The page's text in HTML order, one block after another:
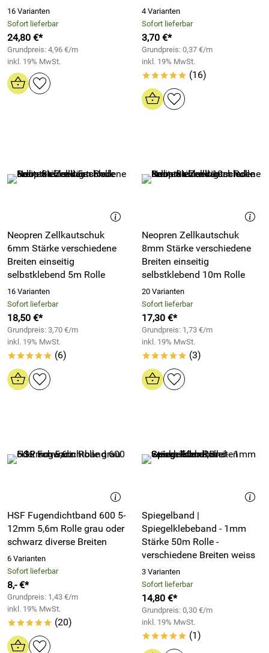
16 Varianten
Sofort lieferbar
24,80 €*
Grundpreis: 4,96 €/m
inkl. 19% MwSt.
4 Varianten
Sofort lieferbar
3,70 €*
Grundpreis: 0,37 €/m
inkl. 19% MwSt.
***** (16)
Neopren Zellkautschuk
6mm Stärke verschiedene
Breiten einseitig
selbstklebend 5m Rolle
16 Varianten
Sofort lieferbar
18,50 €*
Grundpreis: 3,70 €/m
inkl. 19% MwSt.
***** (6)
Neopren Zellkautschuk
8mm Stärke verschiedene
Breiten einseitig
selbstklebend 10m Rolle
20 Varianten
Sofort lieferbar
17,30 €*
Grundpreis: 1,73 €/m
inkl. 19% MwSt.
***** (3)
HSF Fugendichtband 600 5-
12mm 5,6m Rolle grau oder
schwarz diverse Breiten
6 Varianten
Sofort lieferbar
8,- €*
Grundpreis: 1,43 €/m
inkl. 19% MwSt.
***** (20)
Spiegelband |
Spiegelklebeband - 1mm
Stärke 50m Rolle -
verschiedene Breiten weiss
3 Varianten
Sofort lieferbar
14,80 €*
Grundpreis: 0,30 €/m
inkl. 19% MwSt.
***** (1)